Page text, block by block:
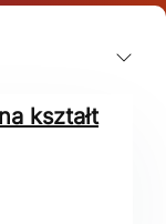
kształt